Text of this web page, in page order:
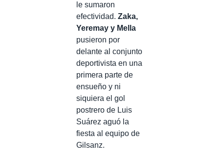
le sumaron
efectividad. Zaka,
Yeremay y Mella
pusieron por
delante al conjunto
deportivista en una
primera parte de
ensueño y ni
siquiera el gol
postrero de Luis
Suárez aguó la
fiesta al equipo de
Gilsanz.